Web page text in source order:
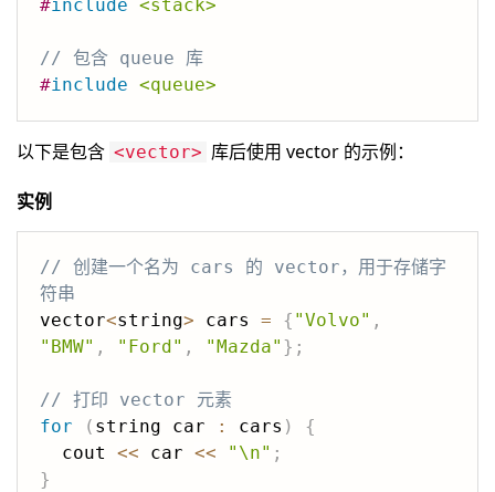
#include <stack>
// 包含 queue 库
#include <queue>
以下是包含 <vector> 库后使用 vector 的示例：
实例
// 创建一个名为 cars 的 vector，用于存储字
符串
vector<string> cars = { "Volvo" ,
"BMW" , "Ford" , "Mazda" } ;
// 打印 vector 元素
for
( string car : cars )
{
  cout
<< car << "\n" ;
}